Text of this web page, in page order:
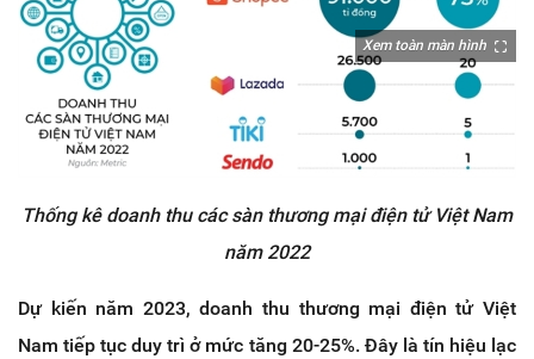
Xem toàn màn hình
Thống kê doanh thu các sàn thương mại điện tử Việt Nam
năm 2022
Dự kiến năm 2023, doanh thu thương mại điện tử Việt
Nam tiếp tục duy trì ở mức tăng 20-25%. Đây là tín hiệu lạc